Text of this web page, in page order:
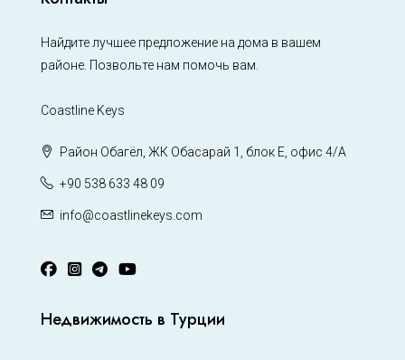
Найдите лучшее предложение на дома в вашем
районе. Позвольте нам помочь вам.
Coastline Keys
Район Обагёл, ЖК Обасарай 1, блок Е, офис 4/А
+90 538 633 48 09
info@coastlinekeys.com
Недвижимость в Турции